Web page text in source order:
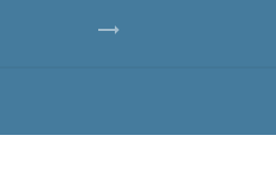
trending_flat